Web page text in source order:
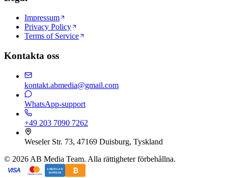
Impressum
Privacy Policy
Terms of Service
Kontakta oss
kontakt.abmedia@gmail.com
WhatsApp-support
+49 203 7090 7262
Weseler Str. 73, 47169 Duisburg, Tyskland
© 2026 AB Media Team. Alla rättigheter förbehållna.
VISA
mastercard
AMERICAN
EXPRESS ₿